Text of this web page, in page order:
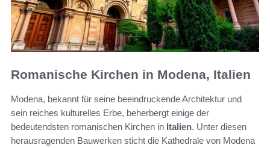
Romanische Kirchen in Modena, Italien
Modena, bekannt für seine beeindruckende Architektur und
sein reiches kulturelles Erbe, beherbergt einige der
bedeutendsten romanischen Kirchen in Italien. Unter diesen
herausragenden Bauwerken sticht die Kathedrale von Modena